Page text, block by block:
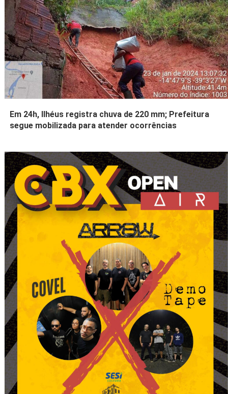
Em 24h, Ilhéus registra chuva de 220 mm; Prefeitura
segue mobilizada para atender ocorrências